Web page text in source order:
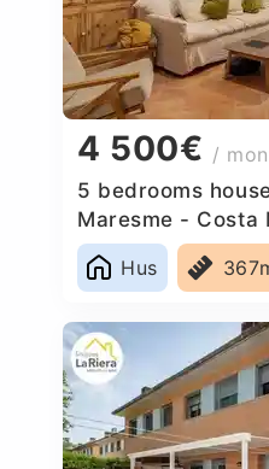
4 500€ /
5 bedrooms
Maresme - Costa
Hus